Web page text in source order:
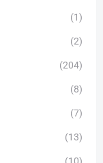
(1)
(2)
(204)
(8)
(7)
(13)